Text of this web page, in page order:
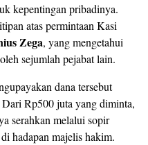
kepentingan pribadinya.
atas permintaan Kasi
Zega, yang mengetahui
sejumlah pejabat lain.
dana tersebut
Rp500 juta yang diminta,
serahkan melalui sopir
hadapan majelis hakim.